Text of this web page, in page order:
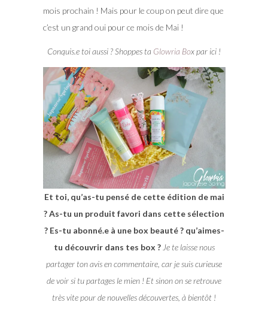
mois prochain ! Mais pour le coup on peut dire que
c’est un grand oui pour ce mois de Mai !
Conquis.e toi aussi ? Shoppes ta Glowria Box par ici !
Et toi, qu’as-tu pensé de cette édition de mai
? As-tu un produit favori dans cette sélection
? Es-tu abonné.e à une box beauté ? qu’aimes-
tu découvrir dans tes box ? Je te laisse nous
partager ton avis en commentaire, car je suis curieuse
de voir si tu partages le mien ! Et sinon on se retrouve
très vite pour de nouvelles découvertes, à bientôt !